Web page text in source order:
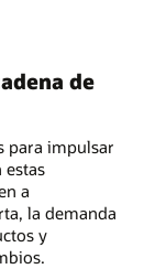
de
para impulsar
estas
a
la demanda
y